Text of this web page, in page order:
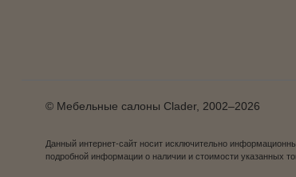
© Мебельные салоны Clader, 2002–2026
Данный интернет-сайт носит исключительно
подробной информации о наличии и стоимости указанных